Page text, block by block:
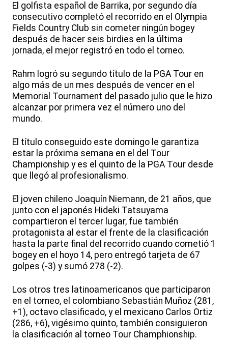
El golfista español de Barrika, por segundo día
consecutivo completó el recorrido en el Olympia
Fields Country Club sin cometer ningún bogey
después de hacer seis birdies en la última
jornada, el mejor registró en todo el torneo.
Rahm logró su segundo título de la PGA Tour en
algo más de un mes después de vencer en el
Memorial Tournament del pasado julio que le hizo
alcanzar por primera vez el número uno del
mundo.
El título conseguido este domingo le garantiza
estar la próxima semana en el del Tour
Championship y es el quinto de la PGA Tour desde
que llegó al profesionalismo.
El joven chileno Joaquín Niemann, de 21 años, que
junto con el japonés Hideki Tatsuyama
compartieron el tercer lugar, fue también
protagonista al estar el frente de la clasificación
hasta la parte final del recorrido cuando cometió 1
bogey en el hoyo 14, pero entregó tarjeta de 67
golpes (-3) y sumó 278 (-2).
Los otros tres latinoamericanos que participaron
en el torneo, el colombiano Sebastián Muñoz (281,
+1), octavo clasificado, y el mexicano Carlos Ortiz
(286, +6), vigésimo quinto, también consiguieron
la clasificación al torneo Tour Champhionship.